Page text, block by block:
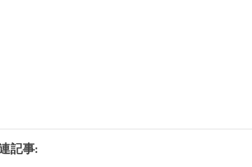
記事: